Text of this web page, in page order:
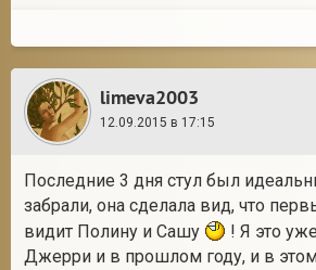
limeva2003
12.09.2015 в 17:15
Последние 3 дня стул был
забрали, она сделала вид, что
видит Полину и Сашу
! Я это
Джерри и в прошлом году, и в